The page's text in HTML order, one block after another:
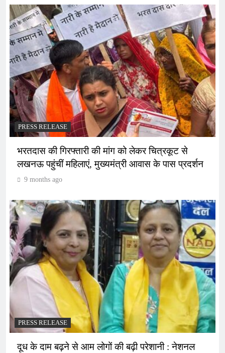
PRESS RELEASE
भरतदास की गिरफ्तारी की मांग को लेकर चित्रकूट से
लखनऊ पहुंचीं महिलाएं, मुख्यमंत्री आवास के पास प्रदर्शन
9 months ago
PRESS RELEASE
दूध के दाम बढ़ने से आम लोगों की बढ़ी परेशानी : नेशनल